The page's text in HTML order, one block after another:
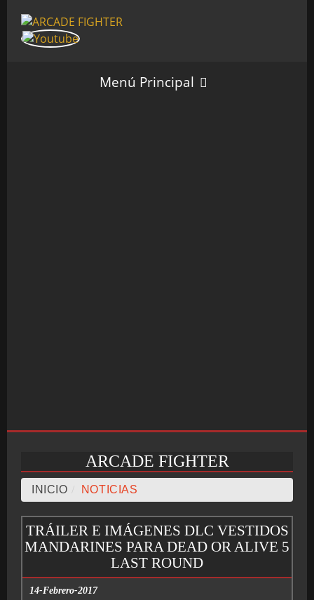
Menú Principal
INICIO
SALÓN ARCADE
ARCADE FIGHTER
INICIO NOTICIAS
TRÁILER E IMÁGENES DLC VESTIDOS
MANDARINES PARA DEAD OR ALIVE 5
LAST ROUND
14-Febrero-2017